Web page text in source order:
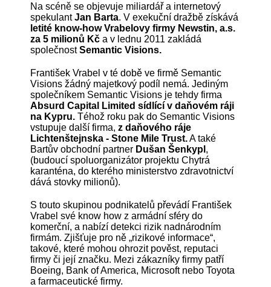
Na scéně se objevuje miliardář a internetový
spekulantJan Barta. V exekuční dražbě získává
letité know-how Vrabelovy firmy Newstin, a.s.
za 5 milionů Kč a v lednu 2011 zakládá
společnostSemantic Visions.
František Vrabel v té době ve firmě Semantic
Visions žádný majetkový podíl nemá. Jediným
společníkem Semantic Visions je tehdy firma
Absurd Capital Limited sídlící v daňovém ráji
na Kypru. Téhož roku pak do Semantic Visions
vstupuje další firma, z daňového ráje
Lichtenštejnska - Stone Mile Trust.A také
Bartův obchodní partner Dušan Šenkypl ,
(budoucí spoluorganizátor projektu Chytrá
karanténa, do kterého ministerstvo zdravotnictví
dává stovky milionů).
S touto skupinou podnikatelů převádí František
Vrabel své know how z armádní sféry do
komerční, a nabízí detekci rizik nadnárodním
firmám. Zjišťuje pro ně „rizikové informace“,
takové, které mohou ohrozit pověst, reputaci
firmy či její značku. Mezi zákazníky firmy patří
Boeing, Bank of America, Microsoft nebo Toyota
a farmaceutické firmy.